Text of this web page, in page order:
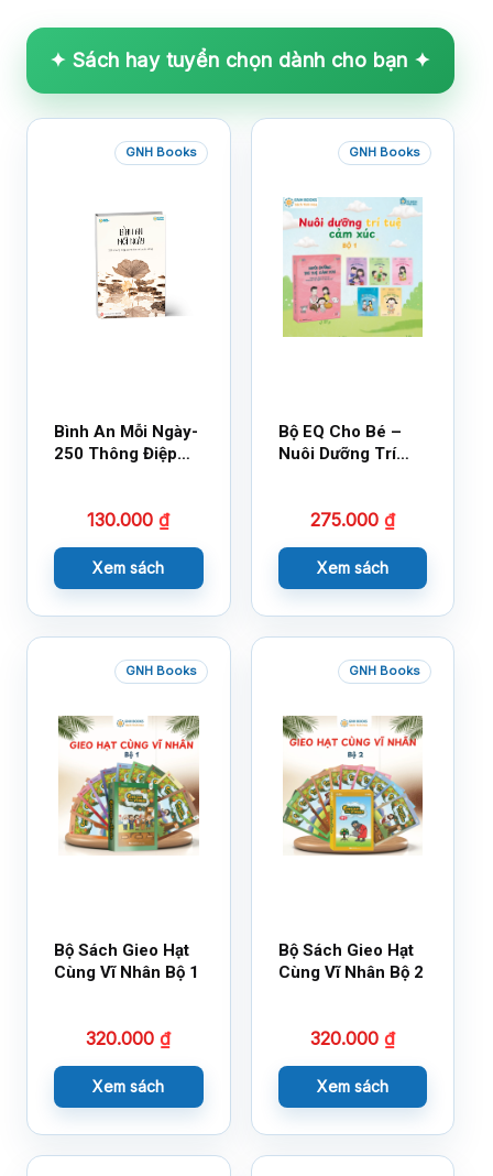
✦ Sách hay tuyển chọn dành cho bạn ✦
GNH Books
Bình An Mỗi Ngày-
250 Thông Điệp
130.000₫
Xem sách
GNH Books
Bộ EQ Cho Bé –
Nuôi Dưỡng Trí
275.000 ₫
Xem sách
GNH Books
Bộ Sách Gieo Hạt
Cùng Vĩ Nhân Bộ 1
320.000₫
Xem sách
GNH Books
Bộ Sách Gieo Hạt
Cùng Vĩ Nhân Bộ 2
320.000 ₫
Xem sách